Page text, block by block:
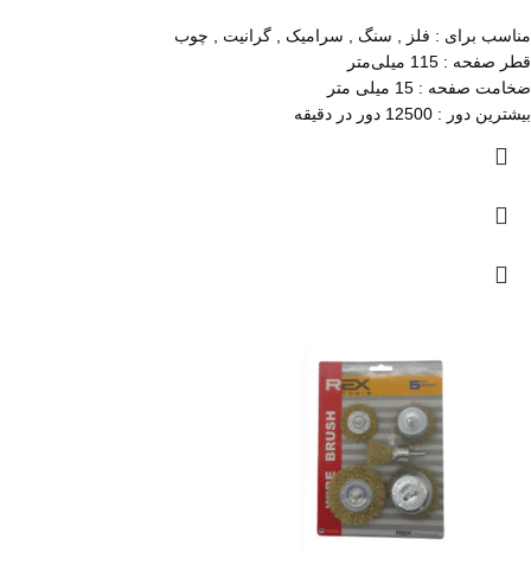
مناسب برای : فلز , سنگ , سرامیک , گرانیت , چوب
قطر صفحه : 115 میلی‌متر
ضخامت صفحه : 15 میلی متر
بیشترین دور : 12500 دور در دقیقه